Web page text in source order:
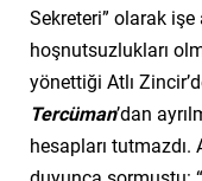
Sekreteri” olarak işe
hoşnutsuzlukları
yönettiği Atlı
Tercüman’dan
hesapları tutmazdı.